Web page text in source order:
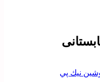
نيك پي